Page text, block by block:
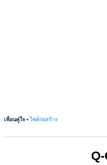
เพื่อนคู่ใจ • ไซต์ก่อสร้าง